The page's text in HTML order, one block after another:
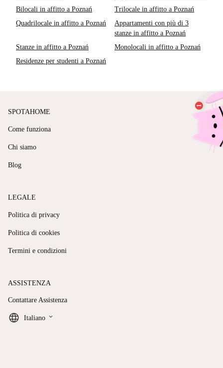
Bilocali in affitto a Poznań
Trilocale in affitto a Poznań
Quadrilocale in affitto a Poznań
Appartamenti con più di 3
stanze in affitto a Poznań
Stanze in affitto a Poznań
Monolocali in affitto a Poznań
Residenze per studenti a Poznań
SPOTAHOME
Come funziona
Chi siamo
Blog
LEGALE
Politica di privacy
Politica di cookies
Termini e condizioni
ASSISTENZA
Contattare Assistenza
Italiano keyboard_arrow_down